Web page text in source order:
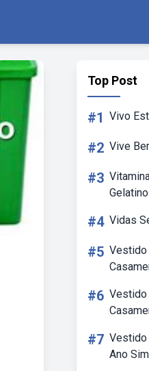
Top Post
#1 Vivo
#2 Vive
#3
#4 Vidas
#5 Vestido
#6 Vestido
#7 Vestido
Ano